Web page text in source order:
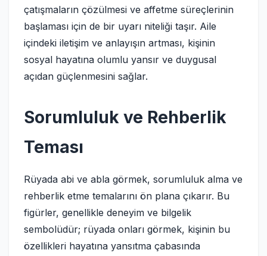
çatışmaların çözülmesi ve affetme süreçlerinin
başlaması için de bir uyarı niteliği taşır. Aile
içindeki iletişim ve anlayışın artması, kişinin
sosyal hayatına olumlu yansır ve duygusal
açıdan güçlenmesini sağlar.
Sorumluluk ve Rehberlik
Teması
Rüyada abi ve abla görmek, sorumluluk alma ve
rehberlik etme temalarını ön plana çıkarır. Bu
figürler, genellikle deneyim ve bilgelik
sembolüdür; rüyada onları görmek, kişinin bu
özellikleri hayatına yansıtma çabasında